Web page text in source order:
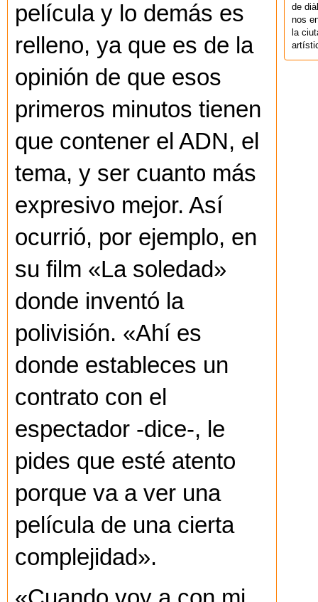
película y lo demás es
relleno, ya que es de la
opinión de que esos
primeros minutos tienen
que contener el ADN, el
tema, y ser cuanto más
expresivo mejor. Así
ocurrió, por ejemplo, en
su film «La soledad»
donde inventó la
polivisión. «Ahí es
donde estableces un
contrato con el
espectador -dice-, le
pides que esté atento
porque va a ver una
película de una cierta
complejidad».
de
nos
la